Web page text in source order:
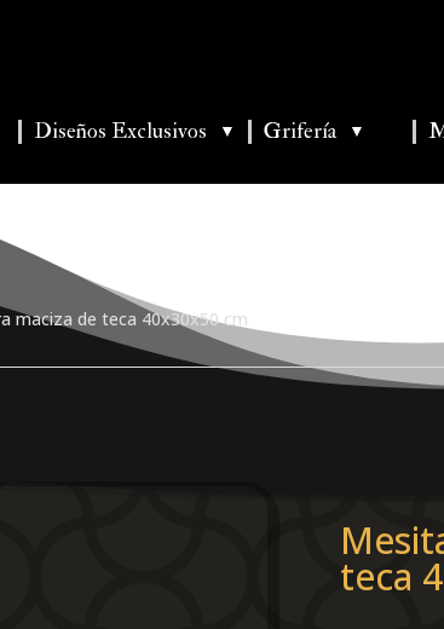
Diseños Exclusivos ▼ Grifería ▼
maciza de teca 40x30x50 cm
teca